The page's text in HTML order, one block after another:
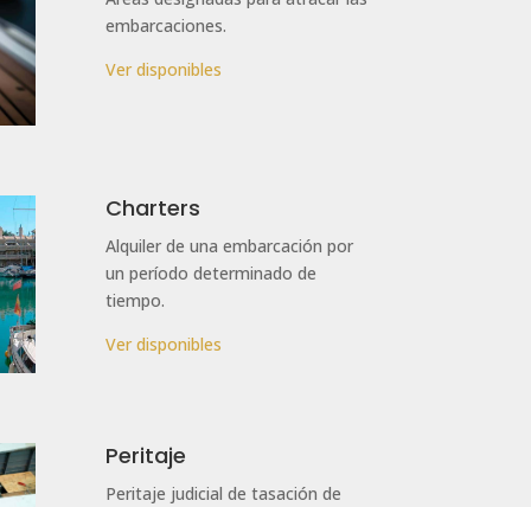
embarcaciones.
Verdisponibles
Charters
Alquiler de una embarcación por
un período determinado de
tiempo.
Ver disponibles
Peritaje
Peritaje judicial de tasación de